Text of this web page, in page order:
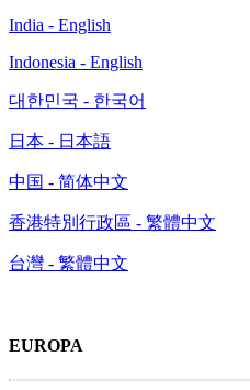
India - English
Indonesia - English
대한민국 - 한국어
日本 - 日本語
中国 - 简体中文
香港特別行政區 - 繁體中文
台灣 - 繁體中文
EUROPA